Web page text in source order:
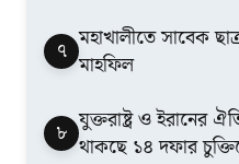
৭ মহাখালীতে সাবেক
মাহফিল
৮ যুক্তরাষ্ট্র ও ইরানের
থাকছে ১৪ দফার